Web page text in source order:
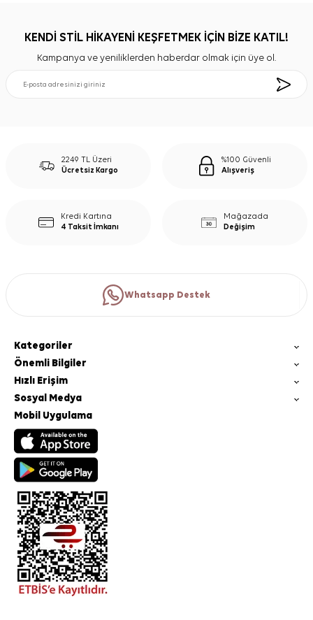
KENDİ STİL HİKAYENİ KEŞFETMEK İÇİN BİZE KATIL!
Kampanya ve yeniliklerden haberdar olmak için üye ol.
2249 TL Üzeri
Ücretsiz Kargo
%100 Güvenli
Alışveriş
Kredi Kartına
4 Taksit İmkanı
Mağazada
Değişim
Whatsapp Destek
Kategoriler
Önemli Bilgiler
Hızlı Erişim
Sosyal Medya
Mobil Uygulama